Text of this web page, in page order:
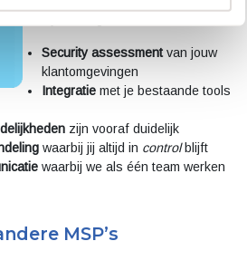
Security assessmentvan jouw
klantomgevingen
Integratiemet je bestaande tools
zijn vooraf duidelijk
waarbij jij altijd in control blijft
waarbij we als één team werken
MSP’s